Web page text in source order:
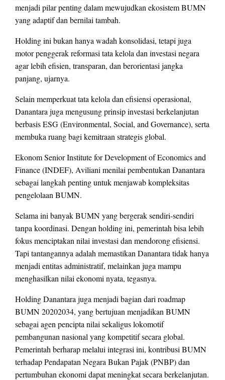
menjadi pilar penting dalam mewujudkan ekosistem BUMN
yang adaptif dan bernilai tambah.
Holding ini bukan hanya wadah konsolidasi, tetapi juga
motor penggerak reformasi tata kelola dan investasi negara
agar lebih efisien, transparan, dan berorientasi jangka
panjang, ujarnya.
Selain memperkuat tata kelola dan efisiensi operasional,
Danantara juga mengusung prinsip investasi berkelanjutan
berbasis ESG (Environmental, Social, and Governance), serta
membuka ruang bagi kemitraan strategis global.
Ekonom Senior Institute for Development of Economics and
Finance (INDEF), Aviliani menilai pembentukan Danantara
sebagai langkah penting untuk menjawab kompleksitas
pengelolaan BUMN.
Selama ini banyak BUMN yang bergerak sendiri-sendiri
tanpa koordinasi. Dengan holding ini, pemerintah bisa lebih
fokus menciptakan nilai investasi dan mendorong efisiensi.
Tapi tantangannya adalah memastikan Danantara tidak hanya
menjadi entitas administratif, melainkan juga mampu
menghasilkan nilai ekonomi nyata, tegasnya.
Holding Danantara juga menjadi bagian dari roadmap
BUMN 20202034, yang bertujuan menjadikan BUMN
sebagai agen pencipta nilai sekaligus lokomotif
pembangunan nasional yang kompetitif secara global.
Pemerintah berharap melalui integrasi ini, kontribusi BUMN
terhadap Pendapatan Negara Bukan Pajak (PNBP) dan
pertumbuhan ekonomi dapat meningkat secara berkelanjutan.